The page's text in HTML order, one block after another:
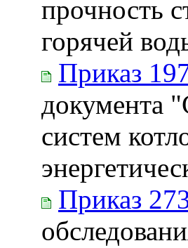
прочность
горячей
Приказ
документа
систем
Приказ